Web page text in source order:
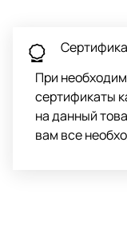
Обратитесь в
заборе ковра
При
сертификаты
на данный
вам все